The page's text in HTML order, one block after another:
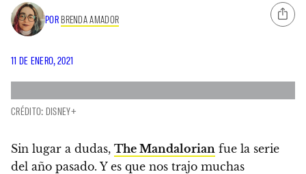
POR BRENDA AMADOR
11 DE ENERO, 2021
CRÉDITO: DISNEY+
Sin lugar a dudas, The Mandalorian fue la serie
del año pasado. Y es que nos trajo muchas